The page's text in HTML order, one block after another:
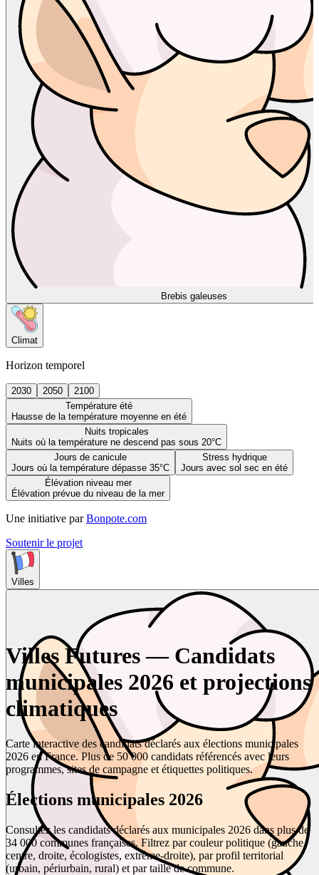
Brebis galeuses
Climat
Horizon temporel
2030 2050
2100
Température été
Hausse de la température moyenne en été
Nuits tropicales
Nuits où la température ne descend pas sous 20°C
Jours de canicule
Jours où la température dépasse 35°C
Stress hydrique
Jours avec sol sec en été
Élévation niveau mer
Élévation prévue du niveau de la mer
Une initiative par Bonpote.com
Soutenir le projet
Villes
Villes Futures — Candidats
municipales 2026 et projections
climatiques
Carte interactive des candidats déclarés aux élections municipales
2026 en France. Plus de 50 000 candidats référencés avec leurs
programmes, sites de campagne et étiquettes politiques.
Élections municipales 2026
Consultez les candidats déclarés aux municipales 2026 dans plus de
34 000 communes françaises. Filtrez par couleur politique (gauche,
centre, droite, écologistes, extrême-droite), par profil territorial
(urbain, périurbain, rural) et par taille de commune.